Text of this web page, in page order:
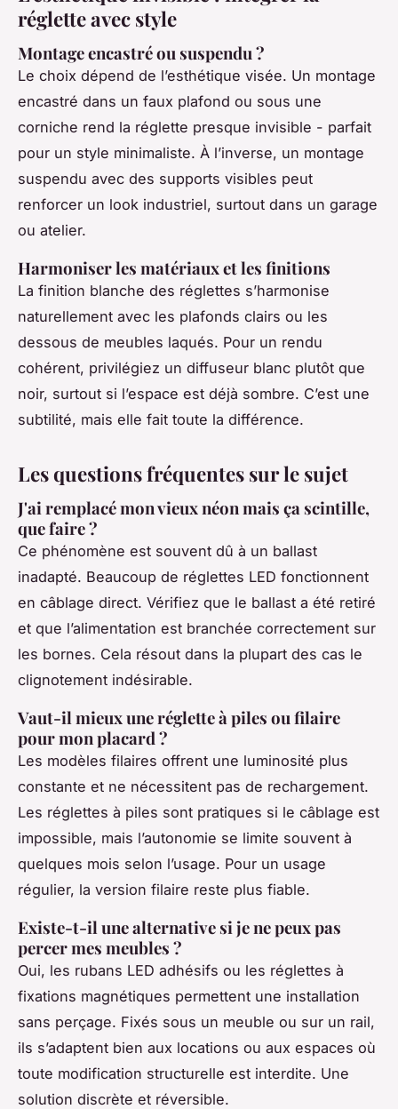
réglette avec style
Montage encastré ou suspendu ?
Le choix dépend de l’esthétique visée. Un montage
encastré dans un faux plafond ou sous une
corniche rend la réglette presque invisible - parfait
pour un style minimaliste. À l’inverse, un montage
suspendu avec des supports visibles peut
renforcer un look industriel, surtout dans un garage
ou atelier.
Harmoniser les matériaux et les finitions
La finition blanche des réglettes s’harmonise
naturellement avec les plafonds clairs ou les
dessous de meubles laqués. Pour un rendu
cohérent, privilégiez un diffuseur blanc plutôt que
noir, surtout si l’espace est déjà sombre. C’est une
subtilité, mais elle fait toute la différence.
Les questions fréquentes sur le sujet
J'ai remplacé mon vieux néon mais ça scintille,
que faire ?
Ce phénomène est souvent dû à un ballast
inadapté. Beaucoup de réglettes LED fonctionnent
en câblage direct. Vérifiez que le ballast a été retiré
et que l’alimentation est branchée correctement sur
les bornes. Cela résout dans la plupart des cas le
clignotement indésirable.
Vaut-il mieux une réglette à piles ou filaire
pour mon placard ?
Les modèles filaires offrent une luminosité plus
constante et ne nécessitent pas de rechargement.
Les réglettes à piles sont pratiques si le câblage est
impossible, mais l’autonomie se limite souvent à
quelques mois selon l’usage. Pour un usage
régulier, la version filaire reste plus fiable.
Existe-t-il une alternative si je ne peux pas
percer mes meubles ?
Oui, les rubans LED adhésifs ou les réglettes à
fixations magnétiques permettent une installation
sans perçage. Fixés sous un meuble ou sur un rail,
ils s’adaptent bien aux locations ou aux espaces où
toute modification structurelle est interdite. Une
solution discrète et réversible.